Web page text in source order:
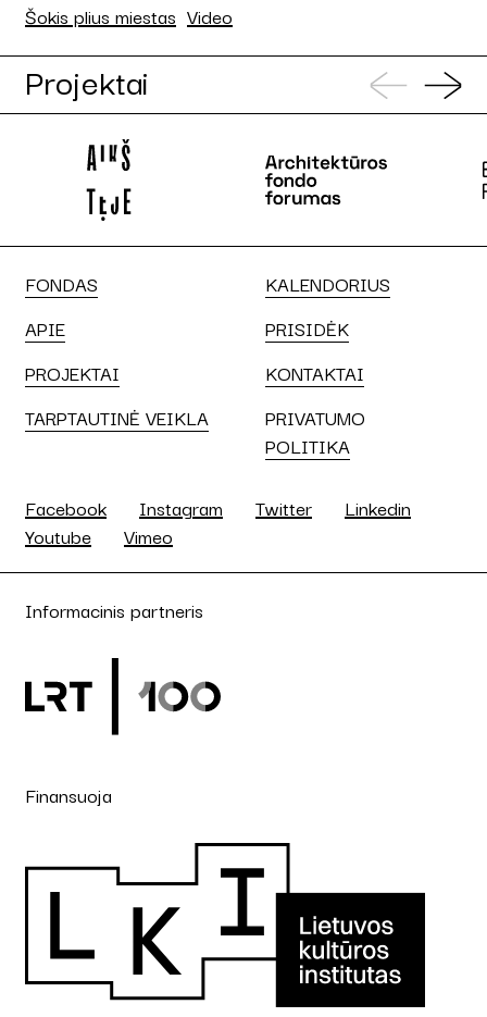
Šokis plius miestas Video
Projektai
FONDAS
APIE
PROJEKTAI
TARPTAUTINĖ VEIKLA
KALENDORIUS
PRISIDĖK
KONTAKTAI
PRIVATUMO
POLITIKA
Facebook Instagram Twitter
Linkedin
Youtube
Vimeo
Informacinis partneris
Finansuoja